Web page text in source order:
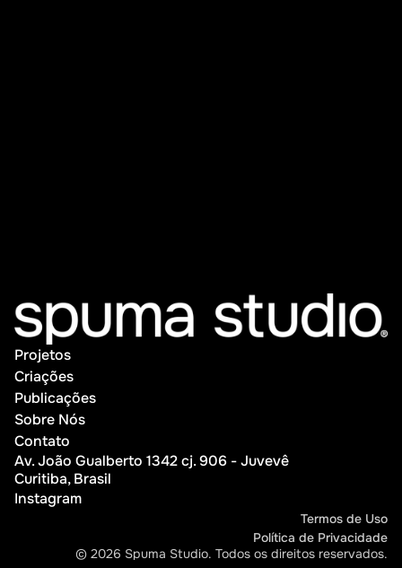
Projetos
Projetos
Criações
Criações
Publicações
Publicações
Sobre Nós
Sobre Nós
Contato
Contato
Av. João Gualberto 1342 cj. 906 - Juvevê
Curitiba, Brasil
Instagram
Termos de Uso
Termos de Uso
Política de Privacidade
Política de Privacidade
© 2026 Spuma Studio. Todos os direitos reservados.